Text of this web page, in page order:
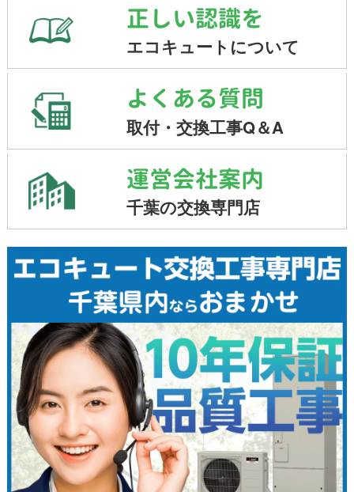
正しい認識を
エコキュートについて
よくある質問
取付・交換工事Q＆A
運営会社案内
千葉の交換専門店